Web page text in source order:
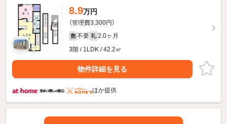
8.9万円
（管理費3,300円）
敷 不要 礼 2.0ヶ月
3階 / 1LDK / 42.2㎡
物件詳細を見る
ほか提供